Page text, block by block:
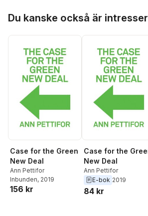
Du kanske också är
Case for the Green
New Deal
Ann Pettifor
Inbunden, 2019
156 kr
Case for the
New Deal
Ann Pettifor
E-bok 2019
84 kr